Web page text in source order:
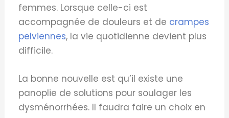
femmes. Lorsque celle-ci est
accompagnée de douleurs et de crampes
pelviennes, la vie quotidienne devient plus
difficile.
La bonne nouvelle est qu’il existe une
panoplie de solutions pour soulager les
dysménorrhées. Il faudra faire un choix en